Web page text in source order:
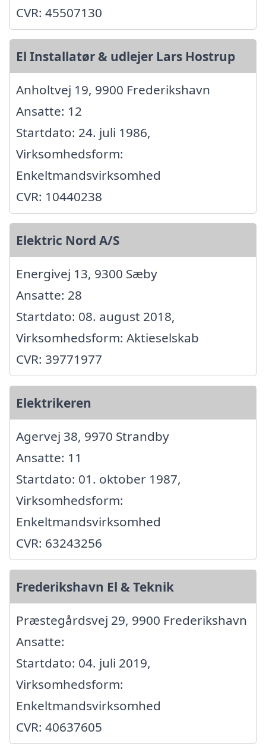
CVR: 45507130
El Installatør & udlejer Lars Hostrup
Anholtvej 19, 9900 Frederikshavn
Ansatte: 12
Startdato: 24. juli 1986,
Virksomhedsform:
Enkeltmandsvirksomhed
CVR: 10440238
Elektric Nord A/S
Energivej 13, 9300 Sæby
Ansatte: 28
Startdato: 08. august 2018,
Virksomhedsform: Aktieselskab
CVR: 39771977
Elektrikeren
Agervej 38, 9970 Strandby
Ansatte: 11
Startdato: 01. oktober 1987,
Virksomhedsform:
Enkeltmandsvirksomhed
CVR: 63243256
Frederikshavn El & Teknik
Præstegårdsvej 29, 9900 Frederikshavn
Ansatte:
Startdato: 04. juli 2019,
Virksomhedsform:
Enkeltmandsvirksomhed
CVR: 40637605